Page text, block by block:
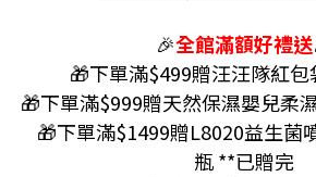
🎉全館滿額好禮送
🎁下單滿$499贈汪汪隊紅
🎁下單滿$999贈天然保濕嬰兒柔
🎁下單滿$1499贈L8020益生菌
瓶**已贈完